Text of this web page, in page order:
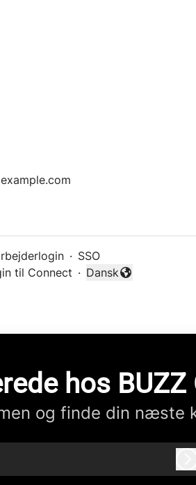
example.com
· SSO
til Connect ·
Skift sprog
Dansk
hos BUZZ
og finde din næste